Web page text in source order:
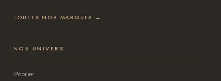
TOUTES NOS MARQUES →
NOS UNIVERS
Mobilier